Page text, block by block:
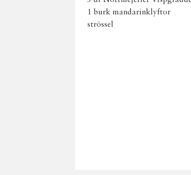
1 burk mandarinklyftor
strössel